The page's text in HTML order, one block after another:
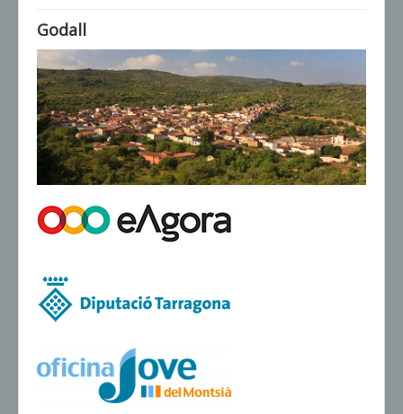
BENVINGUDA DE L'ALCALDE
AGENDA I NOTÍCIES
HORARIS D'INTERÈS
CONTACTE
TRÀMITS
SEU ELECTRÒNICA
VENDA D'ENTRADES
Godall